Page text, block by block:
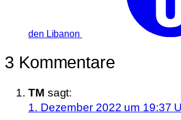
den Libanon
3 Kommentare
TM sagt:
1. Dezember 2022 um 19:37